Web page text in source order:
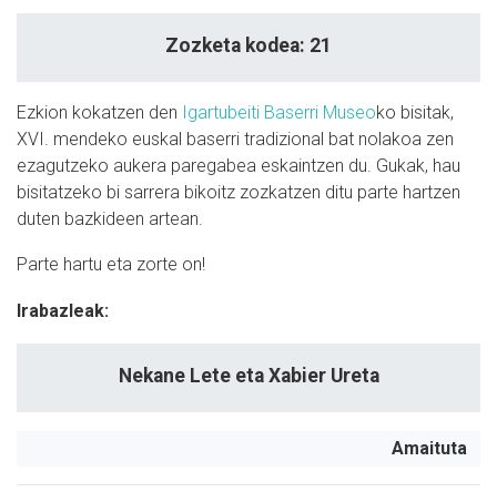
Zozketa kodea: 21
Ezkion kokatzen den Igartubeiti Baserri Museoko bisitak,
XVI. mendeko euskal baserri tradizional bat nolakoa zen
ezagutzeko aukera paregabea eskaintzen du. Gukak, hau
bisitatzeko bi sarrera bikoitz zozkatzen ditu parte hartzen
duten bazkideen artean.
Parte hartu eta zorte on!
Irabazleak:
Nekane Lete eta Xabier Ureta
Amaituta